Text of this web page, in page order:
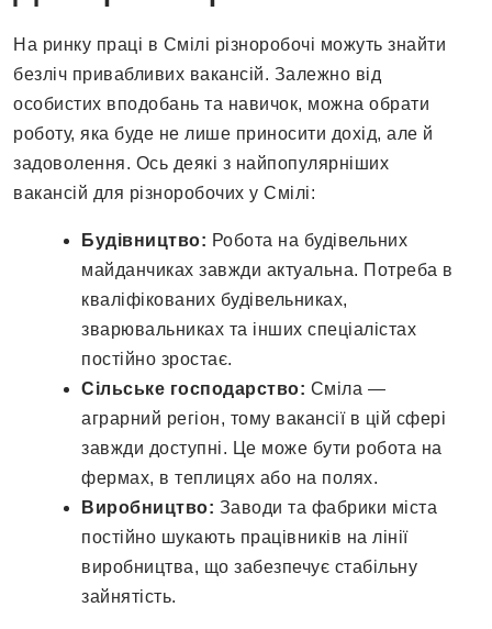
На ринку праці в Смілі різноробочі можуть знайти
безліч привабливих вакансій. Залежно від
особистих вподобань та навичок, можна обрати
роботу, яка буде не лише приносити дохід, але й
задоволення. Ось деякі з найпопулярніших
вакансій для різноробочих у Смілі:
Будівництво: Робота на будівельних
майданчиках завжди актуальна. Потреба в
кваліфікованих будівельниках,
зварювальниках та інших спеціалістах
постійно зростає.
Сільське господарство: Сміла —
аграрний регіон, тому вакансії в цій сфері
завжди доступні. Це може бути робота на
фермах, в теплицях або на полях.
Виробництво: Заводи та фабрики міста
постійно шукають працівників на лінії
виробництва, що забезпечує стабільну
зайнятість.